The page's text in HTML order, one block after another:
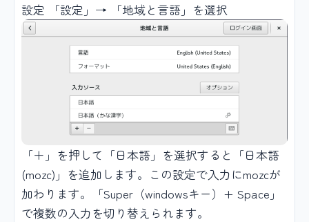
設定 「設定」→ 「地域と言語」を選択
「＋」を押して「日本語」を選択すると「日本語
(mozc)」を追加します。この設定で入力にmozcが
加わります。「Super（windowsキー）+ Space」
で複数の入力を切り替えられます。